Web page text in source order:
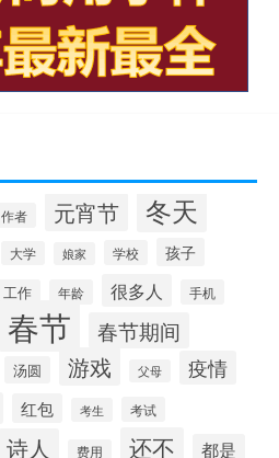
作者 元宵节 冬天
大学 娘家 学校 孩子
工作 年龄 很多人 手机
春节 春节期间
汤圆 游戏 父母 疫情
红包 考生 考试
诗人 费用 还不 都是